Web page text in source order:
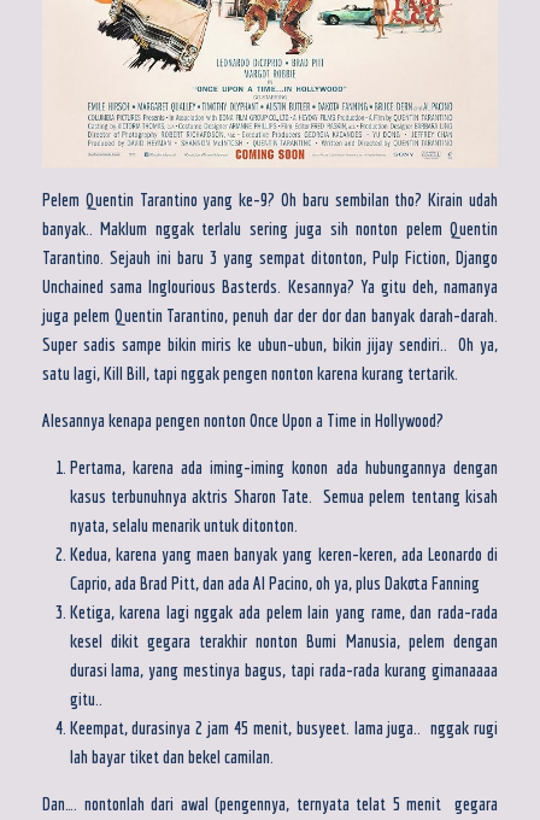
Pelem Quentin Tarantino yang ke-9? Oh baru sembilan tho? Kirain udah
banyak.. Maklum nggak terlalu sering juga sih nonton pelem Quentin
Tarantino. Sejauh ini baru 3 yang sempat ditonton, Pulp Fiction, Django
Unchained sama Inglourious Basterds. Kesannya? Ya gitu deh, namanya
juga pelem Quentin Tarantino, penuh dar der dor dan banyak darah-darah.
Super sadis sampe bikin miris ke ubun-ubun, bikin jijay sendiri.. Oh ya,
satu lagi, Kill Bill, tapi nggak pengen nonton karena kurang tertarik.
Alesannya kenapa pengen nonton Once Upon a Time in Hollywood?
Pertama, karena ada iming-iming konon ada hubungannya dengan
kasus terbunuhnya aktris Sharon Tate. Semua pelem tentang kisah
nyata, selalu menarik untuk ditonton.
Kedua, karena yang maen banyak yang keren-keren, ada Leonardo di
Caprio, ada Brad Pitt, dan ada Al Pacino, oh ya, plus Dakota Fanning
Ketiga, karena lagi nggak ada pelem lain yang rame, dan rada-rada
kesel dikit gegara terakhir nonton Bumi Manusia, pelem dengan
durasi lama, yang mestinya bagus, tapi rada-rada kurang gimanaaaa
gitu..
Keempat, durasinya 2 jam 45 menit, busyeet. lama juga.. nggak rugi
lah bayar tiket dan bekel camilan.
Dan…. nontonlah dari awal (pengennya, ternyata telat 5 menit gegara